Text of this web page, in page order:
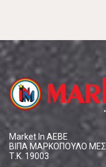
Market In ΑΕΒΕ
ΒΙΠΑ ΜΑΡΚΟΠΟΥΛΟ
Τ.Κ. 19003